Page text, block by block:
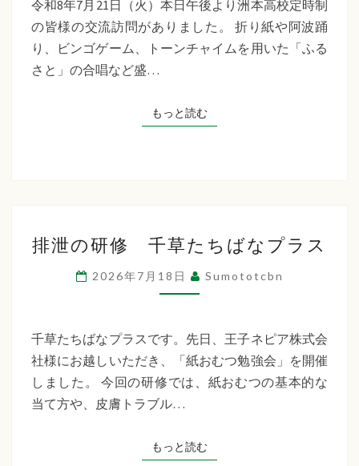
制
交
問
令和8年7月21日（火）本日午後より洲本高校定時制
の皆様の交流訪問がありました。 折り紙や阿波踊
り、ビンゴゲーム、トーンチャイムを用いた「ふる
さと」の合唱など盛…
もっと読むもっと読む
泄
の
研
千
草
た
な
排泄の研修 千草たちばなプラス
2026年7月18日 Sumototcbn
千草たちばなプラスです。先日、王子ネピア株式会
社様にお越しいただき、「紙おむつ勉強会」を開催
しました。 今回の研修では、紙おむつの基本的な
当て方や、皮膚トラブル…
もっと読むもっと読む